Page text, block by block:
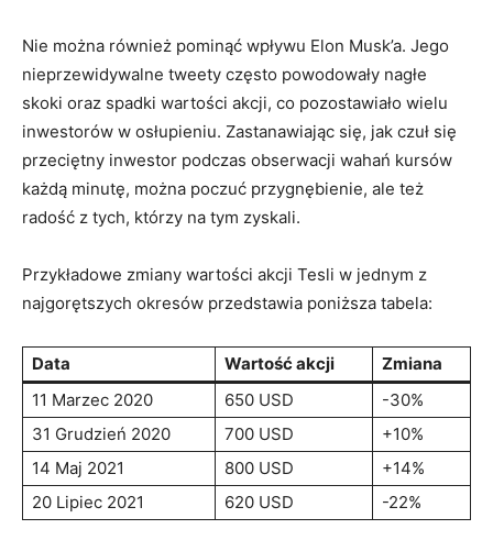
Nie można‍ również pominąć⁢ wpływu‌ Elon Musk’a. Jego
nieprzewidywalne tweety często powodowały nagłe
skoki‌ oraz​ spadki ⁤wartości akcji, ⁣co pozostawiało wielu
inwestorów w ​osłupieniu. Zastanawiając się, jak ‍czuł się
przeciętny‍ inwestor podczas obserwacji wahań kursów
⁤każdą minutę, ⁤można poczuć przygnębienie, ale ​też
radość z tych, ‍którzy na tym zyskali.
Przykładowe zmiany wartości akcji⁢ Tesli⁤ w jednym z
‍najgorętszych‌ okresów przedstawia poniższa tabela:
Data Wartość akcji
Zmiana
11 Marzec 2020
650⁣ USD
-30%
31 Grudzień ‍2020
700⁢ USD
+10%
14 ⁢Maj 2021
800 USD
+14%
20 Lipiec 2021
620 ‍USD -22%